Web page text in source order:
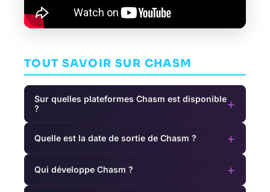
TOUT SAVOIR SUR CHASM
Sur quelles plateformes Chasm est disponible
?
+
Quelle est la date de sortie de Chasm ? +
Qui développe Chasm ? +